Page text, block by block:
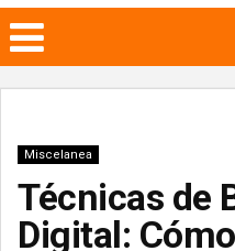
Miscelanea
Técnicas de
Digital: